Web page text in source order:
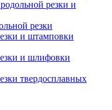
резки и
резки
и штамповки
и шлифовки
твердосплавных